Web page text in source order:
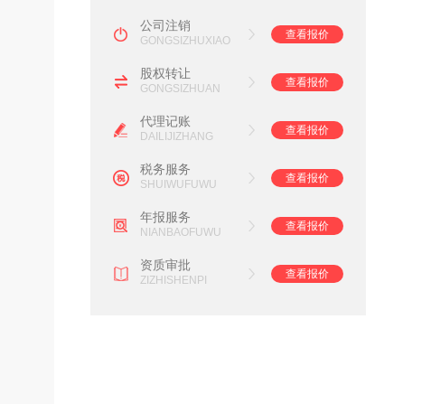
公司注销
GONGSIZHUXIAO
查看报价
股权转让
GONGSIZHUAN
查看报价
代理记账
DAILIJIZHANG
查看报价
税务服务
SHUIWUFUWU
查看报价
年报服务
NIANBAOFUWU
查看报价
资质审批
ZIZHISHENPI
查看报价